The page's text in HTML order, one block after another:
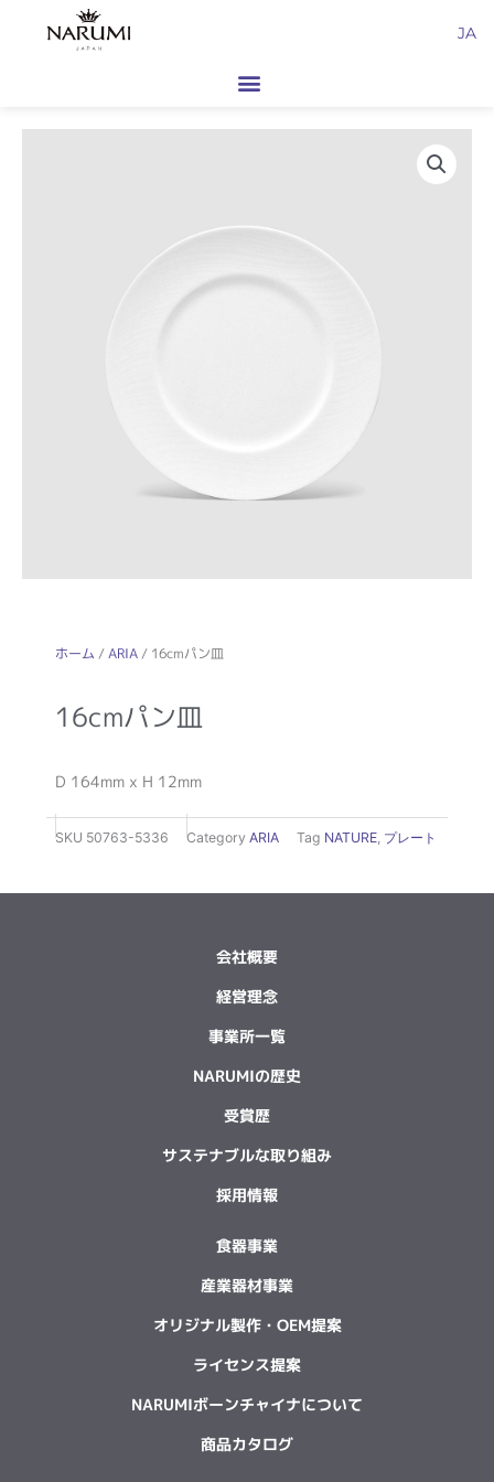
JA
ホーム /ARIA/ 16cmパン皿
16cmパン皿
D 164mm x H 12mm
SKU 50763-5336 Category ARIA Tag NATURE プレート
会社概要
経営理念
事業所一覧
NARUMIの歴史
受賞歴
サステナブルな取り組み
採用情報
食器事業
産業器材事業
オリジナル製作・OEM提案
ライセンス提案
NARUMIボーンチャイナについて
商品カタログ